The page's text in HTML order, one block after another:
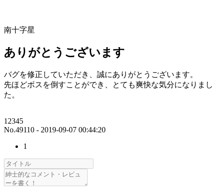
南十字星
ありがとうございます
バグを修正していただき、誠にありがとうございます。
先ほどボスを倒すことができ、とても爽快な気分になりまし
た。
12345
No.49110 - 2019-09-07 00:44:20
1